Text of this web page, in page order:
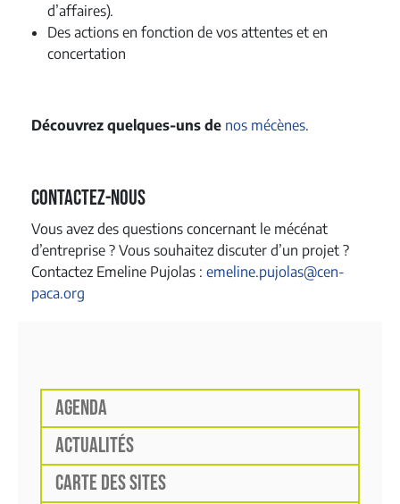
d’affaires).
Des actions en fonction de vos attentes et en
concertation
Découvrez quelques-uns de nos mécènes.
Contactez-nous
Vous avez des questions concernant le mécénat
d’entreprise ? Vous souhaitez discuter d’un projet ?
Contactez Emeline Pujolas : emeline.pujolas@cen-
paca.org
AGENDA
ACTUALITÉS
CARTE DES SITES